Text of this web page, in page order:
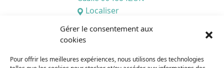
Gérer le consentement aux
cookies
Pour offrir les meilleures expériences, nous utilisons des technologies
Localiser
Mardi/ 9:00–12:3O, 13:3O–19:00